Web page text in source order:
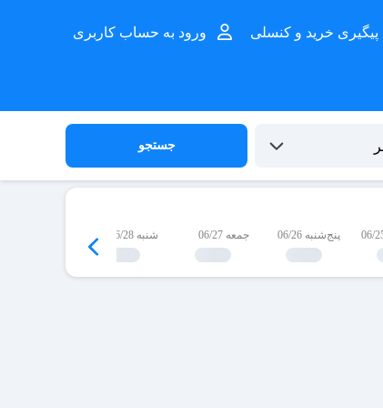
پیگیری خرید و کنسلی ورود به حساب کاربری
جستجو
پنج‌شنبه 06/26 جمعه 06/27 شنبه 06/28